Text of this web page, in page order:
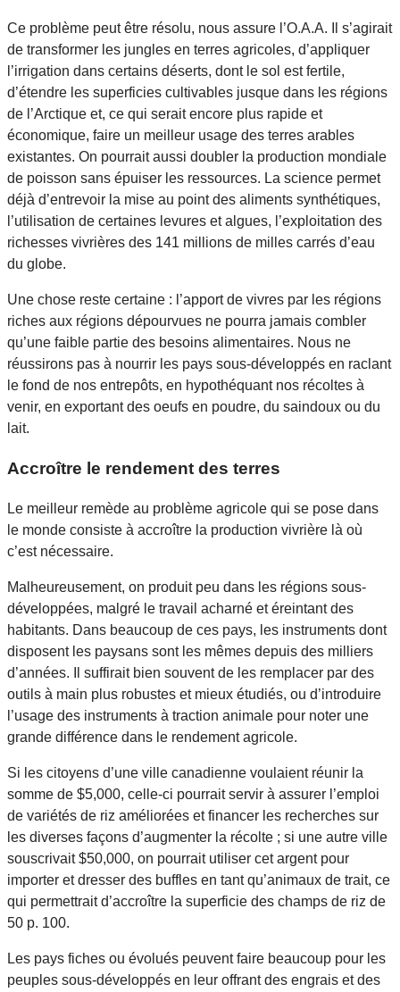
Ce problème peut être résolu, nous assure l’O.A.A. Il s’agirait
de transformer les jungles en terres agricoles, d’appliquer
l’irrigation dans certains déserts, dont le sol est fertile,
d’étendre les superficies cultivables jusque dans les régions
de l’Arctique et, ce qui serait encore plus rapide et
économique, faire un meilleur usage des terres arables
existantes. On pourrait aussi doubler la production mondiale
de poisson sans épuiser les ressources. La science permet
déjà d’entrevoir la mise au point des aliments synthétiques,
l’utilisation de certaines levures et algues, l’exploitation des
richesses vivrières des 141 millions de milles carrés d’eau
du globe.
Une chose reste certaine : l’apport de vivres par les régions
riches aux régions dépourvues ne pourra jamais combler
qu’une faible partie des besoins alimentaires. Nous ne
réussirons pas à nourrir les pays sous-développés en raclant
le fond de nos entrepôts, en hypothéquant nos récoltes à
venir, en exportant des oeufs en poudre, du saindoux ou du
lait.
Accroître le rendement des terres
Le meilleur remède au problème agricole qui se pose dans
le monde consiste à accroître la production vivrière là où
c’est nécessaire.
Malheureusement, on produit peu dans les régions sous-
développées, malgré le travail acharné et éreintant des
habitants. Dans beaucoup de ces pays, les instruments dont
disposent les paysans sont les mêmes depuis des milliers
d’années. Il suffirait bien souvent de les remplacer par des
outils à main plus robustes et mieux étudiés, ou d’introduire
l’usage des instruments à traction animale pour noter une
grande différence dans le rendement agricole.
Si les citoyens d’une ville canadienne voulaient réunir la
somme de $5,000, celle-ci pourrait servir à assurer l’emploi
de variétés de riz améliorées et financer les recherches sur
les diverses façons d’augmenter la récolte ; si une autre ville
souscrivait $50,000, on pourrait utiliser cet argent pour
importer et dresser des buffles en tant qu’animaux de trait, ce
qui permettrait d’accroître la superficie des champs de riz de
50 p. 100.
Les pays fiches ou évolués peuvent faire beaucoup pour les
peuples sous-développés en leur offrant des engrais et des